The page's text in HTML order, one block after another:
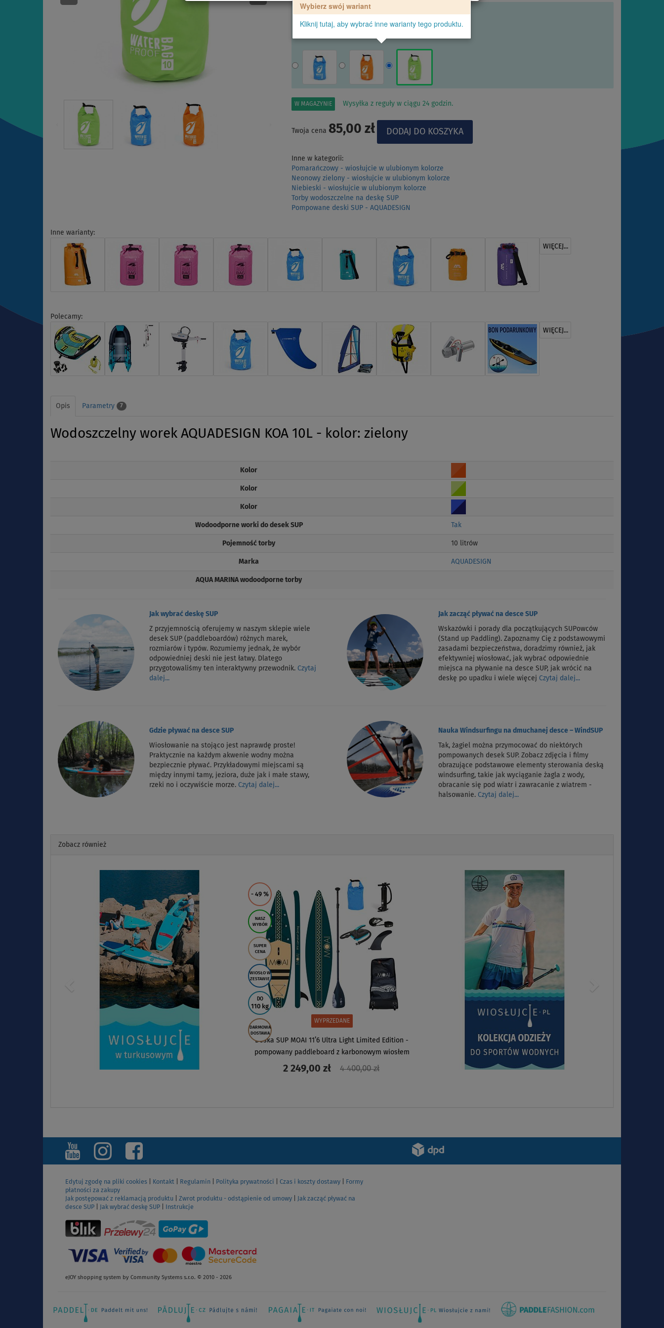
Wybierz swój wariant
Kliknij tutaj, aby wybrać inne warianty tego produktu.
W MAGAZYNIE Wysyłka z reguły w ciągu 24 godzin.
Twoja cena 85,00 zł
Inne w kategorii:
Pomarańczowy - wiosłujcie w ulubionym kolorze
Neonowy zielony - wiosłujcie w ulubionym kolorze
Niebieski - wiosłujcie w ulubionym kolorze
Torby wodoszczelne na deskę SUP
Pompowane deski SUP - AQUADESIGN
Inne warianty:
WIĘCEJ...
Polecamy:
WIĘCEJ...
Opis Parametry 7
Wodoszczelny worek AQUADESIGN KOA 10L - kolor: zielony
Kolor
Kolor
Kolor
Wodoodporne worki do desek SUP Tak
Pojemność torby 10 litrów
Marka AQUADESIGN
AQUA MARINA wodoodporne torby
Jak wybrać deskę SUP
Z przyjemnością oferujemy w naszym sklepie wiele
desek SUP (paddleboardów) różnych marek,
rozmiarów i typów. Rozumiemy jednak, że wybór
odpowiedniej deski nie jest łatwy. Dlatego
przygotowaliśmy ten interaktywny przewodnik. Czytaj
dalej...
Jak zacząć pływać na desce SUP
Wskazówki i porady dla początkujących SUPowców
(Stand up Paddling). Zapoznamy Cię z podstawowymi
zasadami bezpieczeństwa, doradzimy również, jak
efektywniej wiosłować, jak wybrać odpowiednie
miejsca na pływanie na desce SUP, jak wrócić na
deskę po upadku i wiele więcej Czytaj dalej...
Gdzie pływać na desce SUP
Wiosłowanie na stojąco jest naprawdę proste!
Praktycznie na każdym akwenie wodny można
bezpiecznie pływać. Przykładowymi miejscami są
między innymi tamy, jeziora, duże jak i małe stawy,
rzeki no i oczywiście morze. Czytaj dalej...
Nauka Windsurfingu na dmuchanej desce – WindSUP
Tak, żagiel można przymocować do niektórych
pompowanych desek SUP. Zobacz zdjęcia i filmy
obrazujące podstawowe elementy sterowania deską
windsurfing, takie jak wyciąganie żagla z wody,
obracanie się pod wiatr i zawracanie z wiatrem -
halsowanie. Czytaj dalej...
Zobacz również
- 49 %
NASZ
WYBÓR
SUPER
CENA
WIOSŁO W
ZESTAWIE
DO
110 kg
DARMOWA
DOSTAWA
WYPRZEDANE
Deska SUP MOAI 11’6 Ultra Light Limited Edition -
pompowany paddleboard z karbonowym wiosłem
2 249,00 zł 4 400,00 zł
Edytuj zgodę na pliki cookies Kontakt Regulamin Polityka prywatności Czas i koszty dostawy
Formy
płatności za zakupy
Jak postępować z reklamacją produktu
Zwrot produktu - odstąpienie od umowy
Jak zacząć pływać na
desce SUP
Jak wybrać deskę SUP Instrukcje
eJOY shopping system by Community Systems s.r.o. © 2010 - 2026